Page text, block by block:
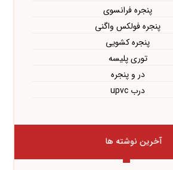
پنجره فرانسوی
پنجره فولکس واگنی
پنجره کشویی
توری پلیسه
در و پنجره
درب upvc
آخرین نوشته ها